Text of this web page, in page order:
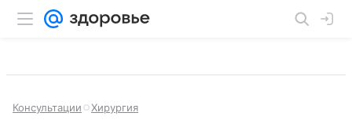
Консультации Хирургия